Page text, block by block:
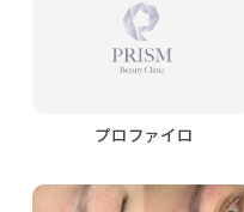
プロファイロ